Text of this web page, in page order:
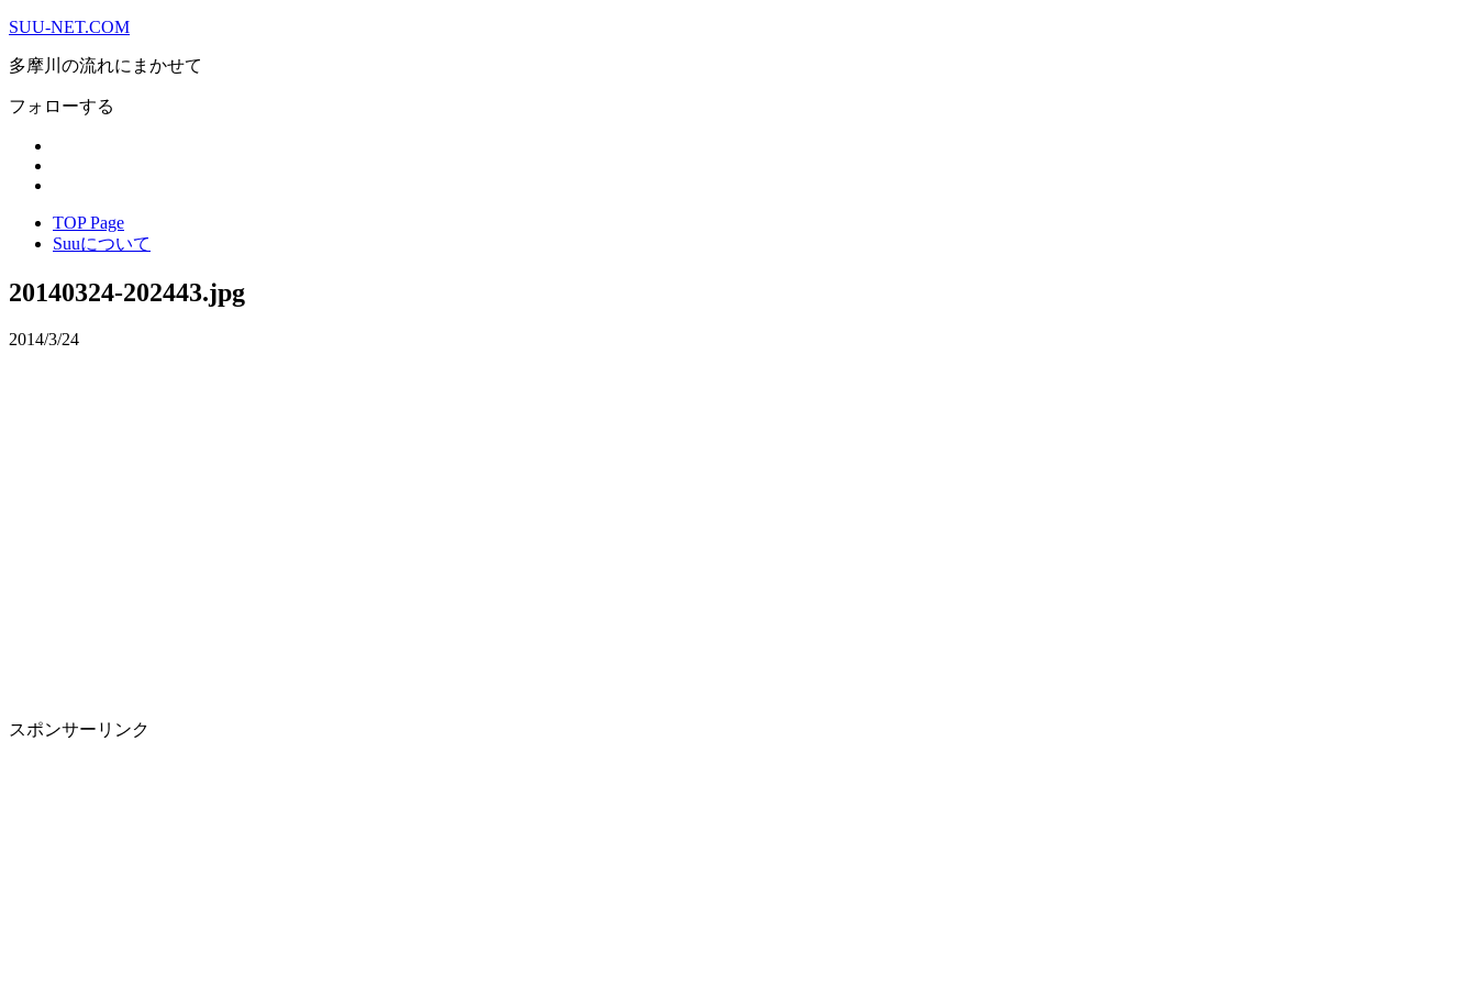
SUU-NET.COM
多摩川の流れにまかせて
フォローする
TOP Page
Suuについて
20140324-202443.jpg
2014/3/24
スポンサーリンク